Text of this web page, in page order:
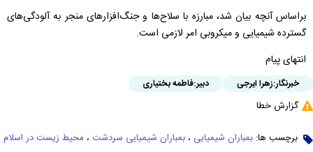
براساس آنچه بیان شد، مبارزه با سلاح‌ها و جنگ‌افزارهای منجر به آلودگی‌های
گسترده شیمیایی و میکروبی امر لازمی است.
انتهای پیام
خبرنگار:زهرا ایرجی دبیر:فاطمه بختیاری
گزارش خطا
برچسب ها: بمباران شیمیایی ، بمباران شیمیایی سردشت ، محیط زیست در اسلام